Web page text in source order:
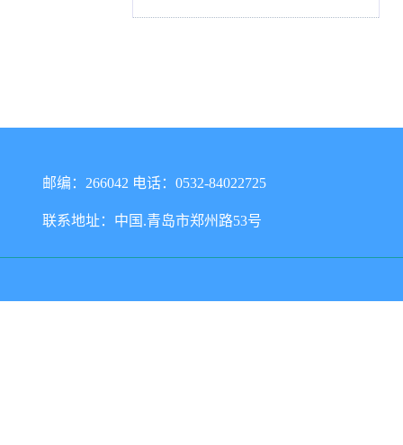
邮编：266042 电话：0532-84022725
联系地址：中国.青岛市郑州路53号